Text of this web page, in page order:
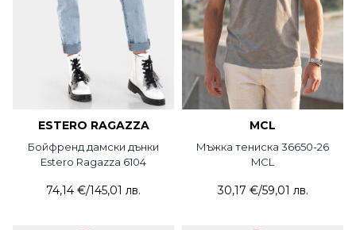
ESTERO RAGAZZA
Бойфренд дамски дънки
Estero Ragazza 6104
74,14 €/145,01 лв.
MCL
Мъжка тениска 36650-26
MCL
30,17 €/59,01 лв.